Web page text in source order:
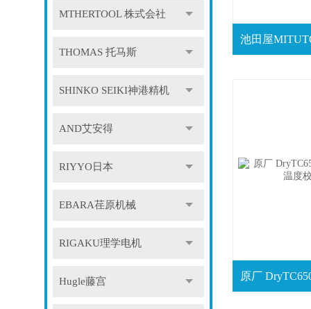
MTHERTOOL 株式会社
THOMAS 托马斯
SHINKO SEIKI神港精机
AND艾安得
RIYYO日本
EBARA荏原机械
RIGAKU理学电机
Hugle藤宫